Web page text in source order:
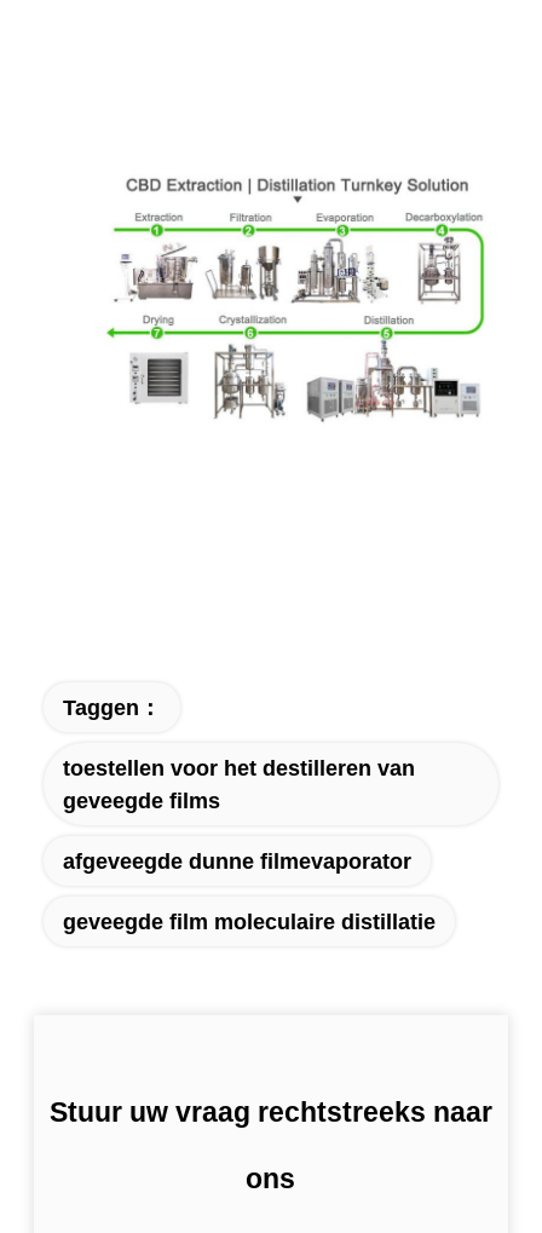
Taggen：
toestellen voor het destilleren van
geveegde films
afgeveegde dunne filmevaporator
geveegde film moleculaire distillatie
Stuur uw vraag rechtstreeks naar
ons